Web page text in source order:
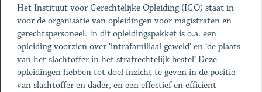
Het Instituut voor Gerechtelijke Opleiding (IGO) staat in
voor de organisatie van opleidingen voor magistraten en
gerechtspersoneel. In dit opleidingspakket is o.a. een
opleiding voorzien over ‘intrafamiliaal geweld’ en ‘de plaats
van het slachtoffer in het strafrechtelijk bestel’ Deze
opleidingen hebben tot doel inzicht te geven in de positie
van slachtoffer en dader, en een effectief en efficiënt